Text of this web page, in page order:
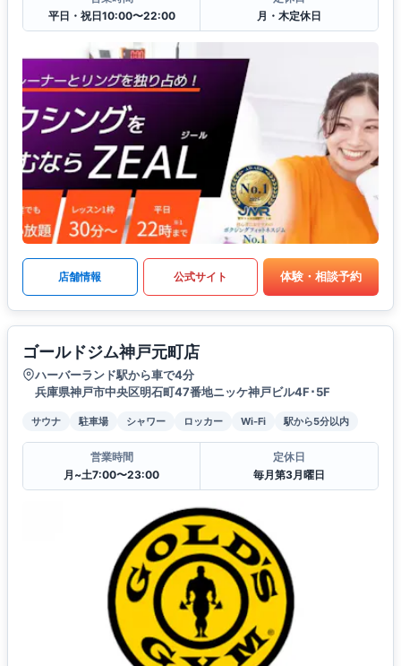
平日・祝日10:00〜22:00
月・木定休日
店舗情報 公式サイト 体験・相談予約
ゴールドジム神戸元町店
ハーバーランド駅から車で4分
兵庫県神戸市中央区明石町47番地ニッケ神戸ビル4F･5F
サウナ 駐車場 シャワー ロッカー Wi-Fi 駅から5分以内
営業時間
月~土7:00〜23:00
定休日
毎月第3月曜日